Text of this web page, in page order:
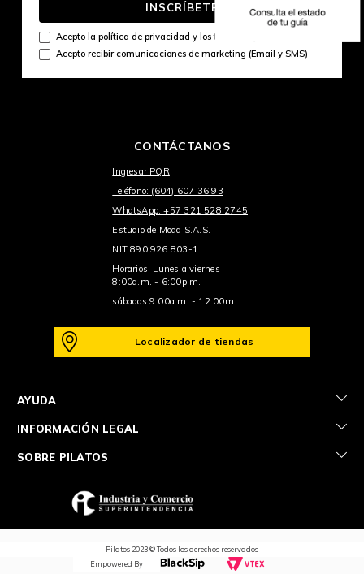
INSCRÍBETE
Acepto la política de privacidad y lostérminos y condiciones
Acepto recibir comunicaciones de marketing (Email y SMS)
CONTÁCTANOS
Ingresar PQR
Teléfono: (604) 607 36 93
WhatsApp: +57 321 528 2745
Estudio de Moda S.A.S.
NIT 890.926.803-1
Horarios: Lunes a viernes
8:00a.m. - 6:00p.m.
sábados 9:00a.m. - 12:00m
Localizador de tiendas
AYUDA +
INFORMACIÓN LEGAL +
SOBRE PILATOS +
Pilatos 2023 © Todos los derechos reservados
Empowered By